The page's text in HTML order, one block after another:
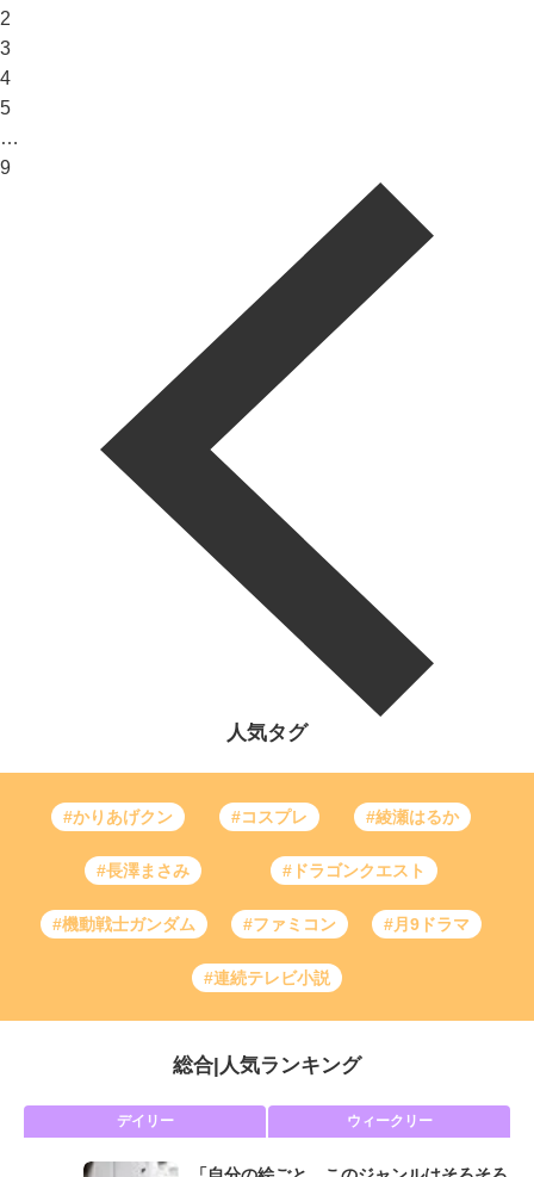
2
3
4
5
…
9
人気タグ
#かりあげクン #コスプレ #綾瀬はるか
#長澤まさみ #ドラゴンクエスト
#機動戦士ガンダム #ファミコン #月9ドラマ
#連続テレビ小説
総合 人気ランキング
デイリー ウィークリー